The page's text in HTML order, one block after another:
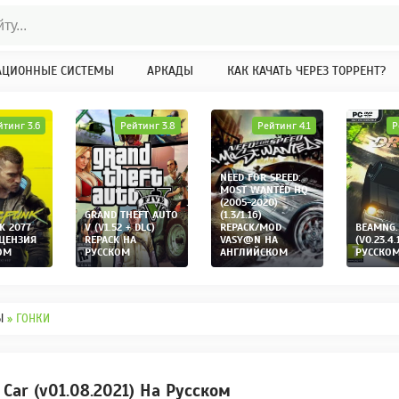
СИСТЕМЫ АРКАДЫ КАК КАЧАТЬ ЧЕРЕЗ ТОРРЕНТ?
2077
3.6
GRAND THEFT AUTO
V (V1.52 + DLC)
REPACK НА
РУССКОМ
Рейтинг 3.8
NEED FOR SPEED:
MOST WANTED HQ
(2005-2020)
(1.3/1.16)
REPACK/MOD
VASY@N НА
АНГЛИЙСКОМ
Рейтинг 4.1
» ГОНКИ
(v01.08.2021) На Русском